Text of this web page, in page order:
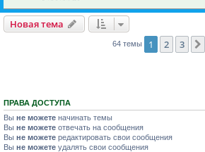
Новая тема
64 темы 1 2 3
ПРАВА ДОСТУПА
Вы не можете начинать темы
Вы не можете отвечать на сообщения
Вы не можете редактировать свои сообщения
Вы не можете удалять свои сообщения